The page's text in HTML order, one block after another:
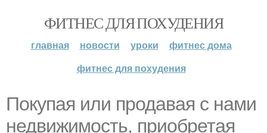
ФИТНЕС ДЛЯ ПОХУДЕНИЯ
главная новости уроки
фитнес дома
фитнес для похудения
Покупая или продавая с нами
недвижимость, приобретая